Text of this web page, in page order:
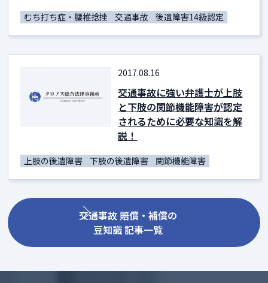
むち打ち症・腰椎捻挫 交通事故 後遺障害14級認定
2017.08.16
交通事故に強い弁護士が上肢
と下肢の関節機能障害が認定
されるために必要な知識を解
説！
上肢の後遺障害 下肢の後遺障害 関節機能障害
交通事故 賠償・補償の
豆知識 記事一覧